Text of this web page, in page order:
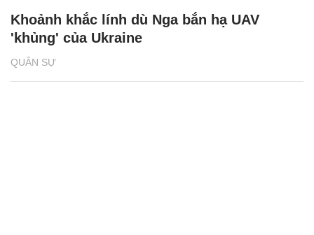
QUÂN SỰ
Khoảnh khắc lính dù Nga bắn hạ UAV
'khủng' của Ukraine